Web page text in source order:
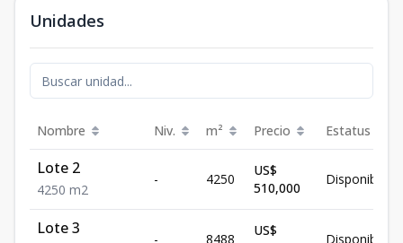
Unidades
Nombre Niv. m² Precio Estatus
Lote 2
4250 m2
- 4250
US$
510,000
Disponible
Lote 3
- 8488
US$
Disponible